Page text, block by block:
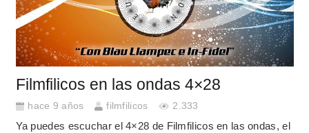
Filmfilicos en las ondas 4×28
hace 9 años filmfilicos 2.333
Ya puedes escuchar el 4×28 de Filmfilicos en las ondas, el